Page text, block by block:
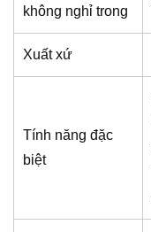
không nghỉ trong
Xuất xứ
Tính năng đặc
biệt